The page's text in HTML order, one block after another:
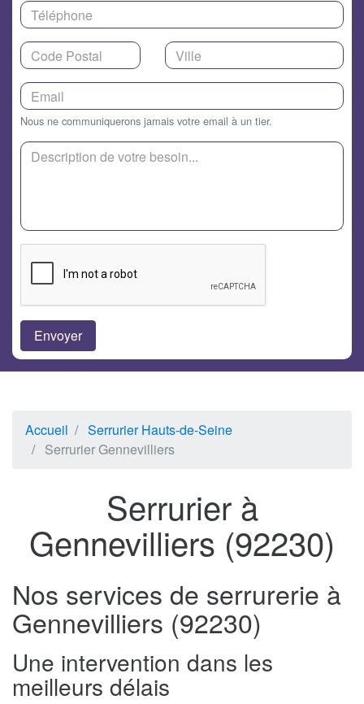
Nous ne communiquerons jamais votre email à un tier.
Accueil
Serrurier Hauts-de-Seine
Serrurier Gennevilliers
Serrurier à
Gennevilliers (92230)
Nos services de serrurerie à
Gennevilliers (92230)
Une intervention dans les
meilleurs délais